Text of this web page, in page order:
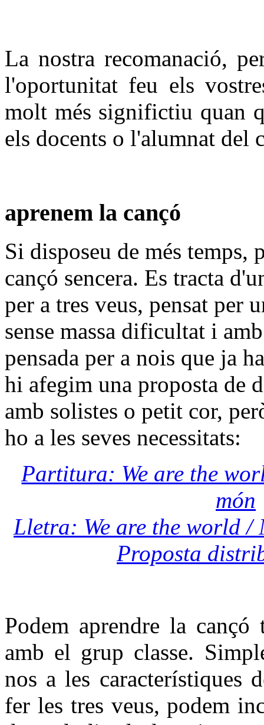
La nostra recomanació,
l'oportunitat feu els
molt més significtiu quan
els docents o l'alumnat del
aprenem la cançó
Si disposeu de més temps,
cançó sencera. Es tracta
per a tres veus, pensat per
sense massa dificultat i
pensada per a nois que ja
hi afegim una proposta de
amb solistes o petit cor,
ho a les seves necessitats:
Partitura: We are the
món
Lletra: We are the world /
Proposta
Podem aprendre la
amb el grup classe.
nos a les característiques
fer les tres veus, podem